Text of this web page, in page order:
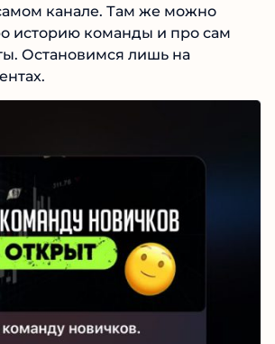
канале. Там же можно
историю команды и про сам
Остановимся лишь на